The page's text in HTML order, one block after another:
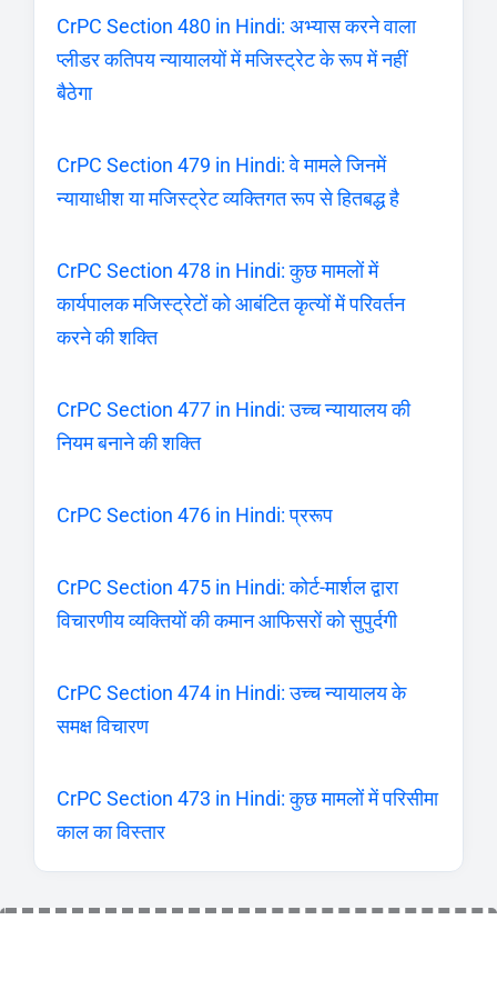
CrPC Section 480 in Hindi: अभ्यास करने वाला
प्लीडर कतिपय न्यायालयों में मजिस्ट्रेट के रूप में नहीं
बैठेगा
CrPC Section 479 in Hindi: वे मामले जिनमें
न्यायाधीश या मजिस्ट्रेट व्यक्तिगत रूप से हितबद्ध है
CrPC Section 478 in Hindi: कुछ मामलों में
कार्यपालक मजिस्ट्रेटों को आबंटित कृत्यों में परिवर्तन
करने की शक्ति
CrPC Section 477 in Hindi: उच्च न्यायालय की
नियम बनाने की शक्ति
CrPC Section 476 in Hindi: प्ररूप
CrPC Section 475 in Hindi: कोर्ट-मार्शल द्वारा
विचारणीय व्यक्तियों की कमान आफिसरों को सुपुर्दगी
CrPC Section 474 in Hindi: उच्च न्यायालय के
समक्ष विचारण
CrPC Section 473 in Hindi: कुछ मामलों में परिसीमा
काल का विस्तार